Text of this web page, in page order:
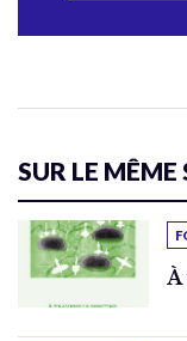
SUR LE MÊME